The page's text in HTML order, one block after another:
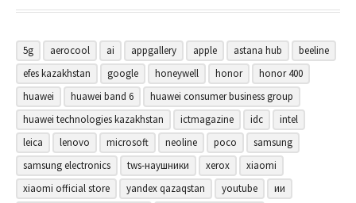
5g aerocool ai appgallery apple astana hub
beeline
efes kazakhstan
google honeywell honor
honor 400
huawei
huawei band 6
huawei consumer business group
huawei technologies kazakhstan
ictmagazine idc
intel
leica
lenovo microsoft neoline poco
samsung
samsung electronics
tws-наушники xerox
xiaomi
xiaomi official store
yandex qazaqstan youtube
ии